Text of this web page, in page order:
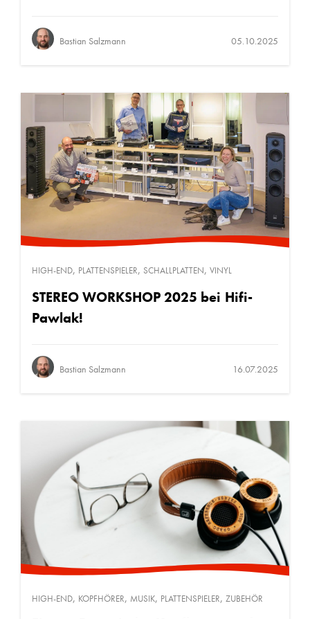
Bastian Salzmann 05.10.2025
HIGH-END, PLATTENSPIELER, SCHALLPLATTEN, VINYL
STEREO WORKSHOP 2025 bei Hifi-
Pawlak!
Bastian Salzmann 16.07.2025
HIGH-END, KOPFHÖRER, MUSIK, PLATTENSPIELER, ZUBEHÖR